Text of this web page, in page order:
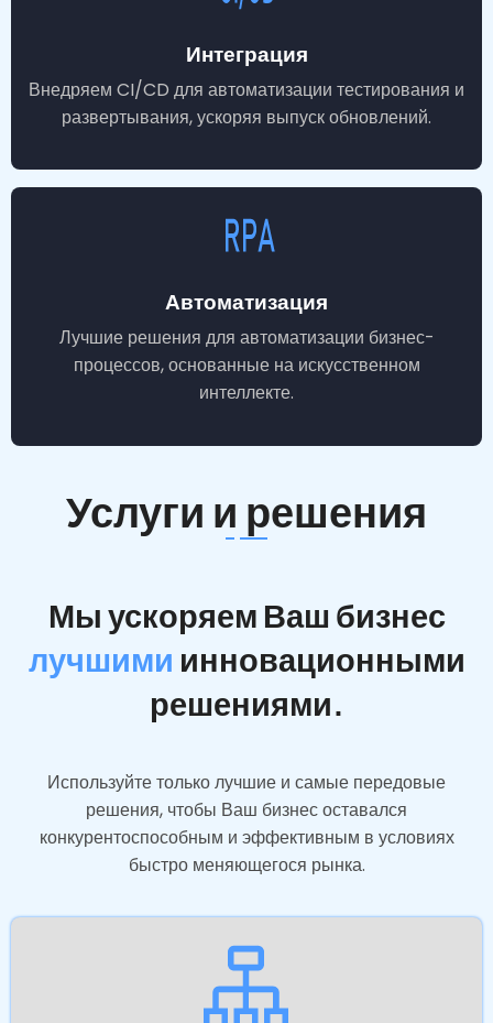
Интеграция
Внедряем CI/CD для автоматизации тестирования и
развертывания, ускоряя выпуск обновлений.
Автоматизация
Лучшие решения для автоматизации бизнес-
процессов, основанные на искусственном
интеллекте.
Услуги и решения
Мы ускоряем Ваш бизнес
лучшими инновационными
решениями.
Используйте только лучшие и самые передовые
решения, чтобы Ваш бизнес оставался
конкурентоспособным и эффективным в условиях
быстро меняющегося рынка.